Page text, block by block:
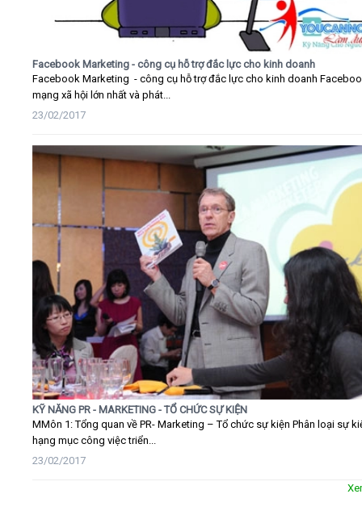
Facebook Marketing - công cụ hỗ trợ đắc lực cho kinh doanh
Facebook Marketing - công cụ hỗ trợ đắc lực cho kinh doanh
mạng xã hội lớn nhất và phát...
23/02/2017
KỸ NĂNG PR - MARKETING - TỔ CHỨC SỰ KIỆN
MMôn 1: Tổng quan về PR- Marketing – Tổ chức sự kiện Phân loại sự
hạng mục công việc triển...
23/02/2017